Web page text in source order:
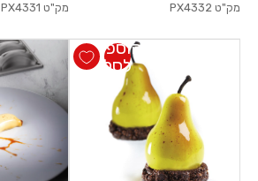
מק"ט PX4332 מק"ט PX4331
הוספה
לסל